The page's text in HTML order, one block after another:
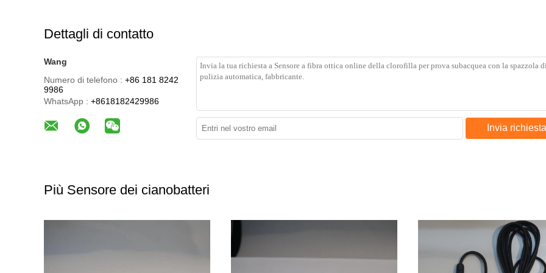
Dettagli di contatto
Wang
Numero di telefono : +86 181 8242
9986
WhatsApp : +8618182429986
Invia richiesta
Più Sensore dei cianobatteri